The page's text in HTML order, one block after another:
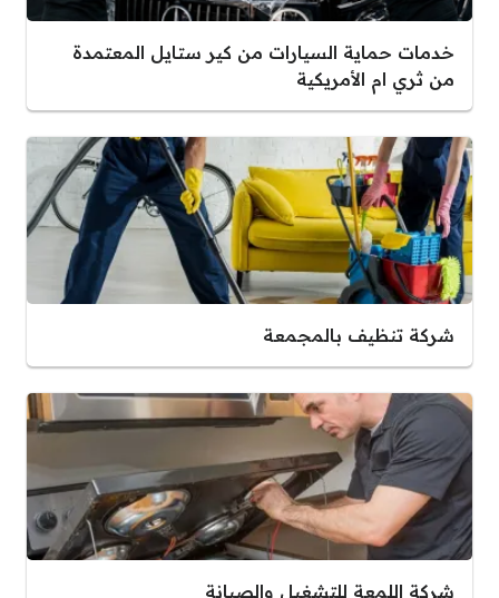
خدمات حماية السيارات من كير ستايل المعتمدة
من ثري ام الأمريكية
شركة تنظيف بالمجمعة
شركة اللمعة للتشغيل والصيانة